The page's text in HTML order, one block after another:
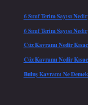
6 Sınıf Terim Sayısı Nedir
6 Sınıf Terim Sayısı Nedir
Cüz Kavramı Nedir
Cüz Kavramı Nedir
Buluş Kavramı Ne